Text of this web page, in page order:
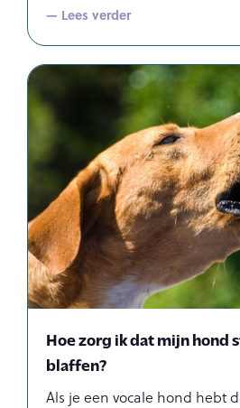
— Lees verder
Hoe zorg ik dat mijn hond
blaffen?
Als je een vocale hond hebt